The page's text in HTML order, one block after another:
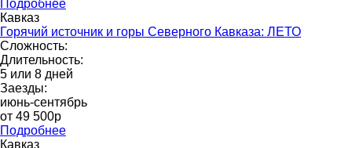
Подробнее
Кавказ
Горячий источник и горы Северного Кавказа: ЛЕТО
Сложность:
Длительность:
5 или 8 дней
Заезды:
июнь-сентябрь
от 49 500p
Подробнее
Кавказ